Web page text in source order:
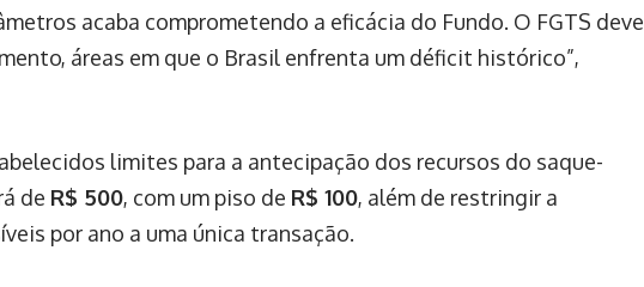
acaba comprometendo a eficácia do Fundo. O FGTS deve
áreas em que o Brasil enfrenta um déficit histórico”,
limites para a antecipação dos recursos do saque-
de R$ 500, com um piso de R$ 100, além de restringir a
por ano a uma única transação.